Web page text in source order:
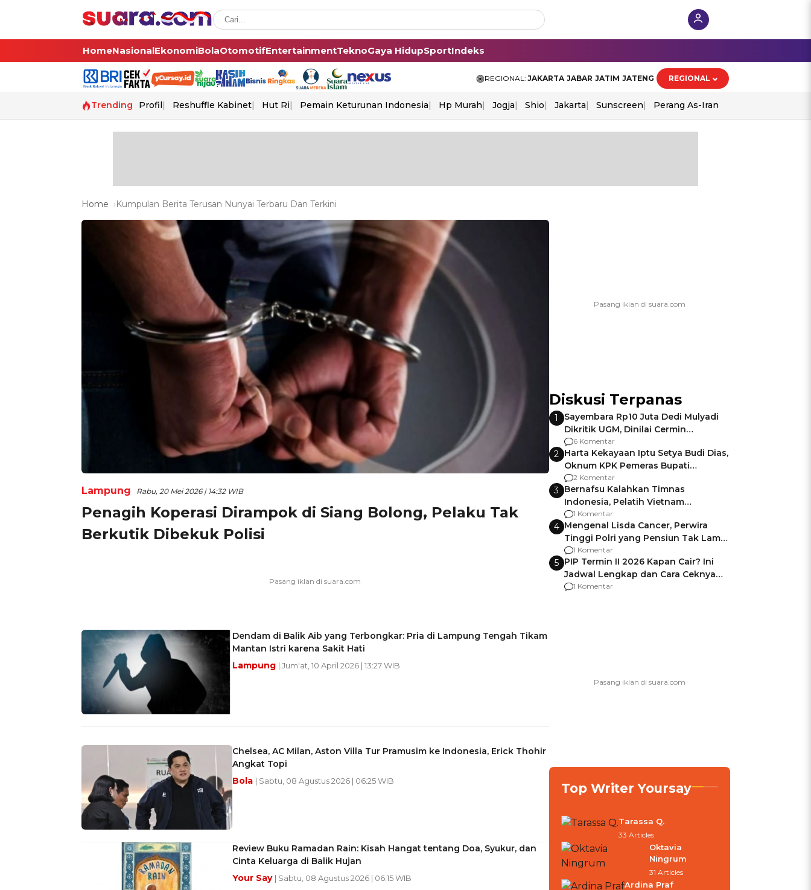
HomeNasionalEkonomiBolaOtomotifEntertainmentTeknoGaya HidupSportIndeks
REGIONAL: JAKARTA JABAR JATIM JATENG REGIONAL
Trending Profil Reshuffle Kabinet Hut Ri Pemain Keturunan Indonesia Hp Murah Jogja Shio Jakarta Sunscreen Perang As-Iran
Home Kumpulan Berita Terusan Nunyai Terbaru Dan Terkini
Lampung Rabu, 20 Mei 2026 | 14:32 WIB
Penagih Koperasi Dirampok di Siang Bolong, Pelaku Tak
Berkutik Dibekuk Polisi
Dendam di Balik Aib yang Terbongkar: Pria di Lampung Tengah Tikam
Mantan Istri karena Sakit Hati
Lampung | Jum'at, 10 April 2026 | 13:27 WIB
Chelsea, AC Milan, Aston Villa Tur Pramusim ke Indonesia, Erick Thohir
Angkat Topi
Bola | Sabtu, 08 Agustus 2026 | 06:25 WIB
Review Buku Ramadan Rain: Kisah Hangat tentang Doa, Syukur, dan
Cinta Keluarga di Balik Hujan
Your Say | Sabtu, 08 Agustus 2026 | 06:15 WIB
Diskusi Terpanas
1
Sayembara Rp10 Juta Dedi Mulyadi
Dikritik UGM, Dinilai Cermin
Gagalnya Negara Jamin Keamanan
6 Komentar
2 Harta Kekayaan Iptu Setya Budi Dias,
Oknum KPK Pemeras Bupati
Pemalang
2 Komentar
3 Bernafsu Kalahkan Timnas
Indonesia, Pelatih Vietnam
Berencana Pakai Jimat di Pakansari
1 Komentar
4 Mengenal Lisda Cancer, Perwira
Tinggi Polri yang Pensiun Tak Lama
Usai Jadi Brigjen
1 Komentar
5 PIP Termin II 2026 Kapan Cair? Ini
Jadwal Lengkap dan Cara Ceknya
agar Dana Tidak Hangus!
1 Komentar
Top Writer Yoursay
Tarassa Q.
33 Articles
Oktavia
Ningrum
31 Articles
Ardina Praf